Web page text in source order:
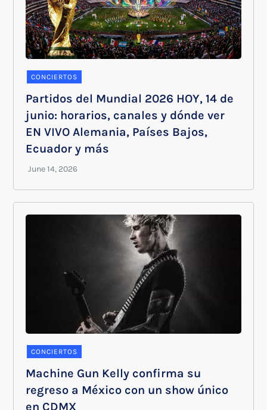
CONCIERTOS
Partidos del Mundial 2026 HOY, 14 de
junio: horarios, canales y dónde ver
EN VIVO Alemania, Países Bajos,
Ecuador y más
CONCIERTOS
Machine Gun Kelly confirma su
regreso a México con un show único
en CDMX